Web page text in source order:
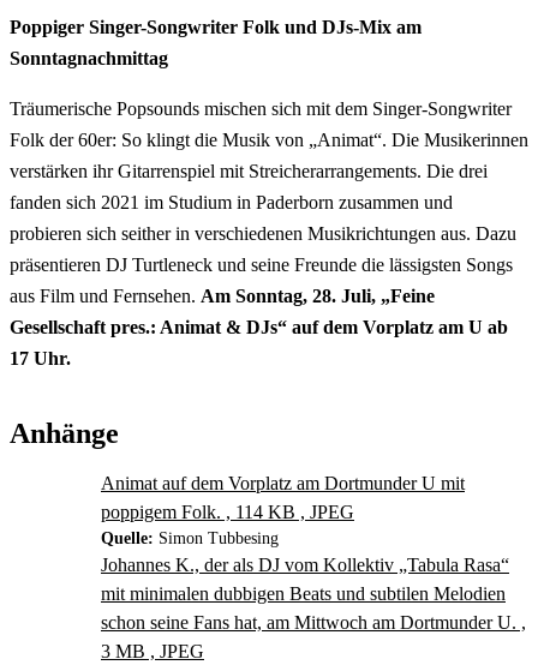
Poppiger Singer-Songwriter Folk und DJs-Mix am
Sonntagnachmittag
Träumerische Popsounds mischen sich mit dem Singer-Songwriter
Folk der 60er: So klingt die Musik von „Animat“. Die Musikerinnen
verstärken ihr Gitarrenspiel mit Streicherarrangements. Die drei
fanden sich 2021 im Studium in Paderborn zusammen und
probieren sich seither in verschiedenen Musikrichtungen aus. Dazu
präsentieren DJ Turtleneck und seine Freunde die lässigsten Songs
aus Film und Fernsehen. Am Sonntag, 28. Juli, „Feine
Gesellschaft pres.: Animat & DJs“ auf dem Vorplatz am U ab
17 Uhr.
Anhänge
Animat auf dem Vorplatz am Dortmunder U mit
poppigem Folk. , 114 KB , JPEG
Quelle: Simon Tubbesing
Johannes K., der als DJ vom Kollektiv „Tabula Rasa“
mit minimalen dubbigen Beats und subtilen Melodien
schon seine Fans hat, am Mittwoch am Dortmunder U. ,
3 MB , JPEG